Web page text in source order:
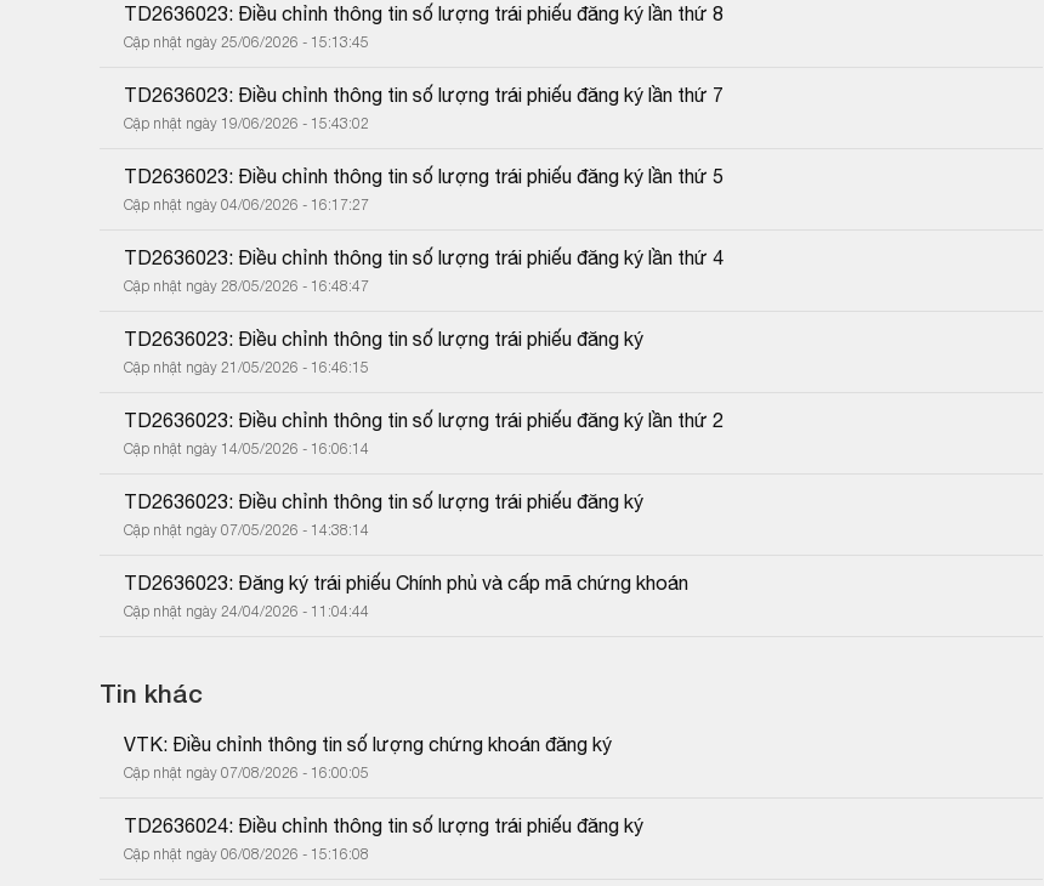
TD2636023: Điều chỉnh thông tin số lượng trái phiếu đăng ký lần thứ 8
Cập nhật ngày 25/06/2026 - 15:13:45
TD2636023: Điều chỉnh thông tin số lượng trái phiếu đăng ký lần thứ 7
Cập nhật ngày 19/06/2026 - 15:43:02
TD2636023: Điều chỉnh thông tin số lượng trái phiếu đăng ký lần thứ 5
Cập nhật ngày 04/06/2026 - 16:17:27
TD2636023: Điều chỉnh thông tin số lượng trái phiếu đăng ký lần thứ 4
Cập nhật ngày 28/05/2026 - 16:48:47
TD2636023: Điều chỉnh thông tin số lượng trái phiếu đăng ký
Cập nhật ngày 21/05/2026 - 16:46:15
TD2636023: Điều chỉnh thông tin số lượng trái phiếu đăng ký lần thứ 2
Cập nhật ngày 14/05/2026 - 16:06:14
TD2636023: Điều chỉnh thông tin số lượng trái phiếu đăng ký
Cập nhật ngày 07/05/2026 - 14:38:14
TD2636023: Đăng ký trái phiếu Chính phủ và cấp mã chứng khoán
Cập nhật ngày 24/04/2026 - 11:04:44
Tin khác
VTK: Điều chỉnh thông tin số lượng chứng khoán đăng ký
Cập nhật ngày 07/08/2026 - 16:00:05
TD2636024: Điều chỉnh thông tin số lượng trái phiếu đăng ký
Cập nhật ngày 06/08/2026 - 15:16:08